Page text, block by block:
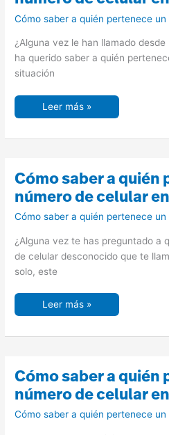
Cómo saber a quién pertenece
¿Alguna vez le han llamado
ha querido saber a quién
situación
quién
pertenece
un
de
celular
en
Panamá
Leer más »
Cómo saber a quién
número de celular
Cómo saber a quién pertenece
¿Alguna vez te has preguntado a
de celular desconocido que te
solo, este
Cómo
saber
a
quién
pertenece
un
de
celular
en
Leer más »
Cómo saber a quién
número de celular
Cómo saber a quién pertenece
Cómo
saber
a
quién
pertenece
un